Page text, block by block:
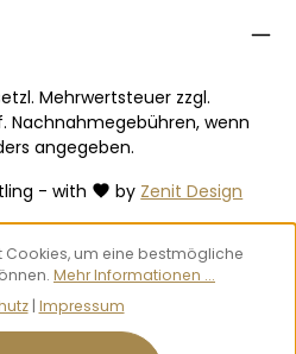
- with by Zenit Design
Mehrwertsteuer zzgl.
Nachnahmegebühren, wenn
angegeben.
Cookies, um eine bestmögliche
Mehr Informationen ...
| Impressum